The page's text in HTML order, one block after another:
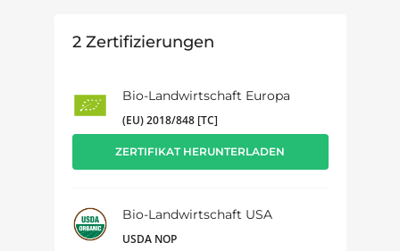
2Zertifizierungen
Bio-Landwirtschaft Europa
(EU) 2018/848 [TC]
ZERTIFIKAT HERUNTERLADEN
Bio-Landwirtschaft USA
USDA NOP